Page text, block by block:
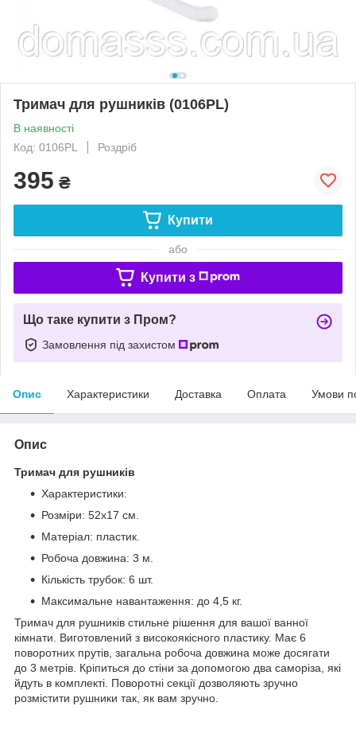
Тримач для рушників (0106PL)
В наявності
Код: 0106PL
Роздріб
395 ₴
Купити
або
Купити з
Що таке купити з Пром?
Замовлення під захистом
Опис Характеристики Доставка Оплата Умови
Опис
Тримач для рушників
Характеристики:
Розміри: 52х17 см.
Матеріал: пластик.
Робоча довжина: 3 м.
Кількість трубок: 6 шт.
Максимальне навантаження: до 4,5 кг.
Тримач для рушників стильне рішення для вашої ванної
кімнати. Виготовлений з високоякісного пластику. Має 6
поворотних прутів, загальна робоча довжина може досягати
до 3 метрів. Кріпиться до стіни за допомогою два саморіза, які
йдуть в комплекті. Поворотні секції дозволяють зручно
розмістити рушники так, як вам зручно.